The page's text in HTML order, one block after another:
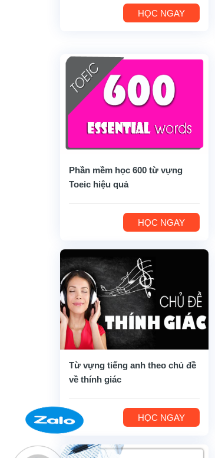
HỌC NGAY
Phần mềm học 600 từ vựng
Toeic hiệu quả
HỌC NGAY
Từ vựng tiếng anh theo chủ đề
về thính giác
HỌC NGAY